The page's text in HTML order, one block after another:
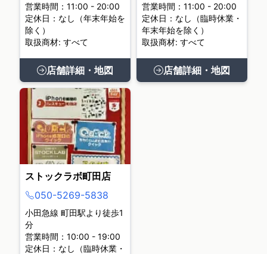
営業時間：11:00 - 20:00
定休日：なし（年末年始を
除く）
取扱商材: すべて
店舗詳細・地図
営業時間：11:00 - 20:00
定休日：なし（臨時休業・
年末年始を除く）
取扱商材: すべて
店舗詳細・地図
ストックラボ町田店
050-5269-5838
小田急線 町田駅より徒歩1
分
営業時間：10:00 - 19:00
定休日：なし（臨時休業・